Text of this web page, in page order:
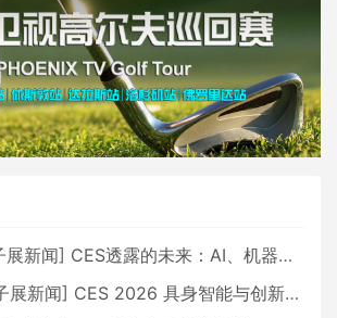
展新闻] CES透露的未来：AI、机器人与智能生活大爆发
展新闻] CES 2026 具身智能与创新领域 中国公司大放异彩